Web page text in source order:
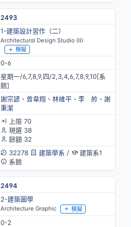
2493
1-建築設計習作（二）
Architectural Design Studio (II)
模擬
0-6
星期一/6,7,8,9,四/2,3,4,6,7,8,9,10[系
館]
謝宗諺、 曾韋翔 、 林維平、 李 舲、 謝
秉潔
上限 70
現選 38
餘額 32
32278
建築學系 /
建築系1
系館
2494
2-建築圖學
Architecture Graphic 模擬
0-2